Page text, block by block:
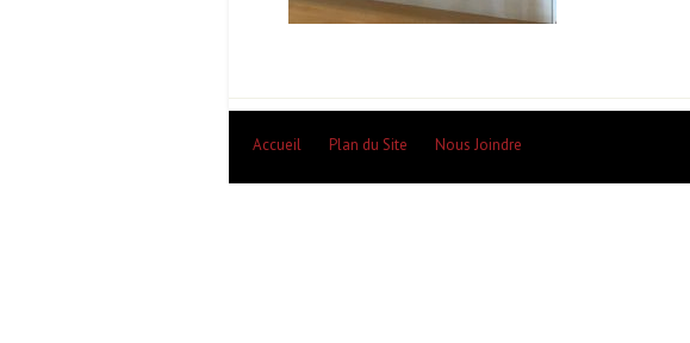
Accueil Plan du Site Nous Joindre